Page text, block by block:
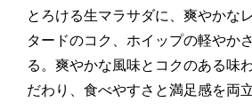
とろける生マラサダに、爽やかな
タードのコク、ホイップの軽やか
る。爽やかな風味とコクのある味
だわり、食べやすさと満足感を両立